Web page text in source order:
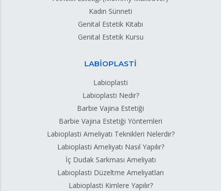
Kadın Sünneti
Genital Estetik Kitabı
Genital Estetik Kursu
LABİOPLASTİ
Labioplasti
Labioplasti Nedir?
Barbie Vajina Estetiği
Barbie Vajina Estetiği Yöntemleri
Labioplasti Ameliyatı Teknikleri Nelerdir?
Labioplasti Ameliyatı Nasıl Yapılır?
İç Dudak Sarkması Ameliyatı
Labioplasti Düzeltme Ameliyatları
Labioplasti Kimlere Yapılır?